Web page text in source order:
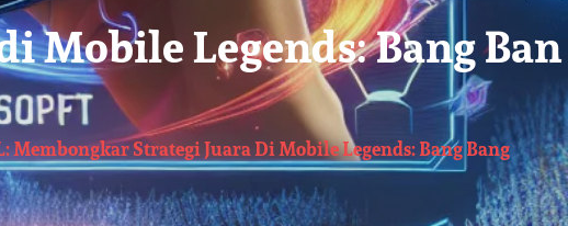
Mobile Legends: Bang Ban
Membongkar Strategi Juara Di Mobile Legends: Bang Bang